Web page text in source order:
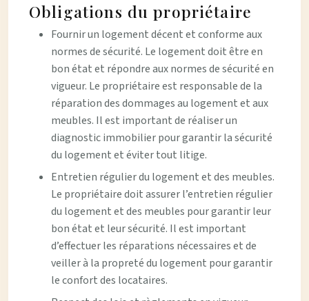
Obligations du propriétaire
Fournir un logement décent et conforme aux
normes de sécurité. Le logement doit être en
bon état et répondre aux normes de sécurité en
vigueur. Le propriétaire est responsable de la
réparation des dommages au logement et aux
meubles. Il est important de réaliser un
diagnostic immobilier pour garantir la sécurité
du logement et éviter tout litige.
Entretien régulier du logement et des meubles.
Le propriétaire doit assurer l’entretien régulier
du logement et des meubles pour garantir leur
bon état et leur sécurité. Il est important
d’effectuer les réparations nécessaires et de
veiller à la propreté du logement pour garantir
le confort des locataires.